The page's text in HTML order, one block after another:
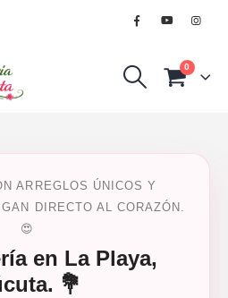
0
ARREGLOS ÚNICOS Y
DIRECTO AL CORAZÓN.
😍
en La Playa,
💐